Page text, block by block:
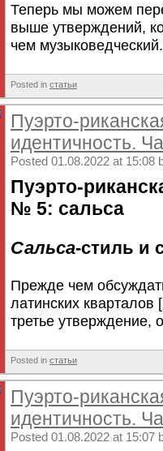
Теперь мы можем
выше утверждений,
чем
Posted in статьи
Пуэрто-
идентичность.
Posted 01.08.2022 at 15:08
Пуэрто-
№ 5: сальса
Сальса-стиль и
Прежде чем
латинских
третье утверждение,
Posted in статьи
Пуэрто-
идентичность.
Posted 01.08.2022 at 15:07